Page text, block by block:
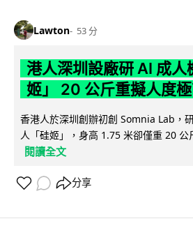
Lawton 53 分
港人深圳設廠研 AI 成人
姬」 20 公斤重擬人度
香港人於深圳創辦初創 Somnia Lab，
人「硅姬」，身高 1.75 米卻僅重 20
閱讀全文
分享